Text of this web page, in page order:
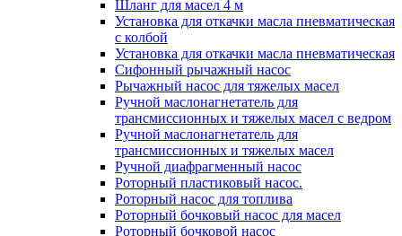
Шланг для масел 4 м
Установка для откачки масла пневматическая
с колбой
Установка для откачки масла пневматическая
Сифонный рычажный насос
Рычажный насос для тяжелых масел
Ручной маслонагнетатель для
трансмиссионных и тяжелых масел с ведром
Ручной маслонагнетатель для
трансмиссионных и тяжелых масел
Ручной диафрагменный насос
Роторный пластиковый насос.
Роторный насос для топлива
Роторный бочковый насос для масел
Роторный бочковой насос